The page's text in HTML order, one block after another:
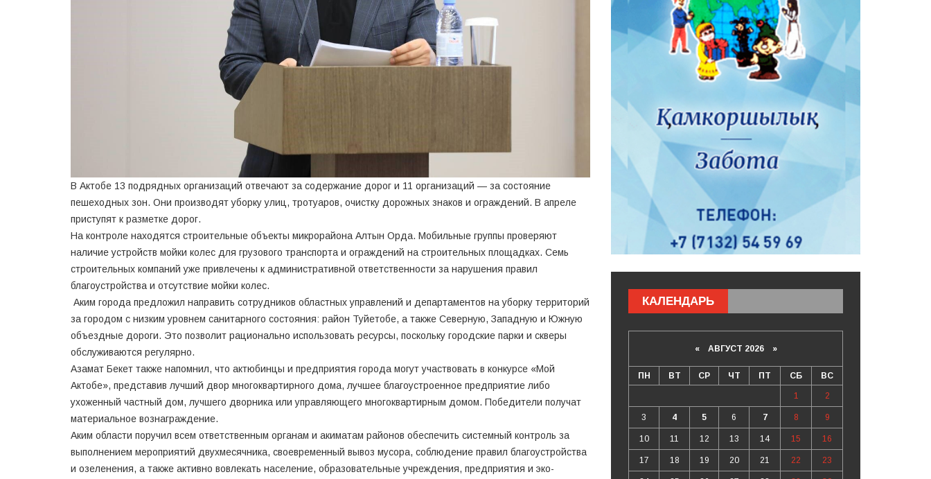
В Актобе 13 подрядных организаций отвечают за содержание дорог и 11 организаций — за состояние
пешеходных зон. Они производят уборку улиц, тротуаров, очистку дорожных знаков и ограждений. В апреле
приступят к разметке дорог.
На контроле находятся строительные объекты микрорайона Алтын Орда. Мобильные группы проверяют
наличие устройств мойки колес для грузового транспорта и ограждений на строительных площадках. Семь
строительных компаний уже привлечены к административной ответственности за нарушения правил
благоустройства и отсутствие мойки колес.
Аким города предложил направить сотрудников областных управлений и департаментов на уборку территорий
за городом с низким уровнем санитарного состояния: район Туйетобе, а также Северную, Западную и Южную
объездные дороги. Это позволит рационально использовать ресурсы, поскольку городские парки и скверы
обслуживаются регулярно.
Азамат Бекет также напомнил, что актюбинцы и предприятия города могут участвовать в конкурсе «Мой
Актобе», представив лучший двор многоквартирного дома, лучшее благоустроенное предприятие либо
ухоженный частный дом, лучшего дворника или управляющего многоквартирным домом. Победители получат
материальное вознаграждение.
Аким области поручил всем ответственным органам и акиматам районов обеспечить системный контроль за
выполнением мероприятий двухмесячника, своевременный вывоз мусора, соблюдение правил благоустройства
и озеленения, а также активно вовлекать население, образовательные учреждения, предприятия и эко-
КАЛЕНДАРЬ
«АВГУСТ 2026 »
ПН ВТ СР ЧТ ПТ СБ ВС
1 2
3 4 5 6 7 8 9
10 11 12 13 14 15 16
17 18 19 20 21 22 23